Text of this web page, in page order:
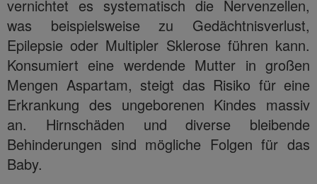
vernichtet es systematisch die Nervenzellen,
was beispielsweise zu Gedächtnisverlust,
Epilepsie oder Multipler Sklerose führen kann.
Konsumiert eine werdende Mutter in großen
Mengen Aspartam, steigt das Risiko für eine
Erkrankung des ungeborenen Kindes massiv
an. Hirnschäden und diverse bleibende
Behinderungen sind mögliche Folgen für das
Baby.